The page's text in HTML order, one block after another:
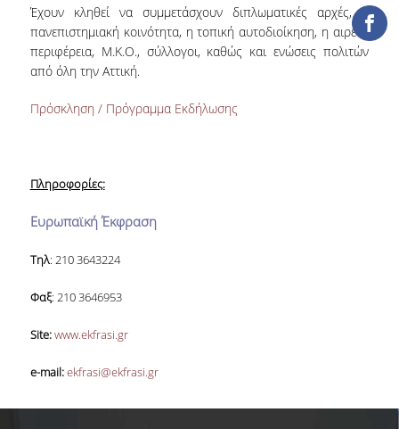
ΔΙΑΔΑΝΕΙΣΜΟΣ
ΠΑΡΑΓΓΕΛΙΕΣ ΒΙΒΛΙΩΝ
Έχουν κληθεί να συμμετάσχουν διπλωματικές αρχές, η
πανεπιστημιακή κοινότητα, η τοπική αυτοδιοίκηση, η αιρετή
περιφέρεια, Μ.Κ.Ο., σύλλογοι, καθώς και ενώσεις πολιτών
από όλη την Αττική.
Πρόσκληση / Πρόγραμμα Εκδήλωσης
Πληροφορίες:
Ευρωπαϊκή Έκφραση
Τηλ: 210 3643224
Φαξ: 210 3646953
Site:www.ekfrasi.gr
e-mail:ekfrasi@ekfrasi.gr